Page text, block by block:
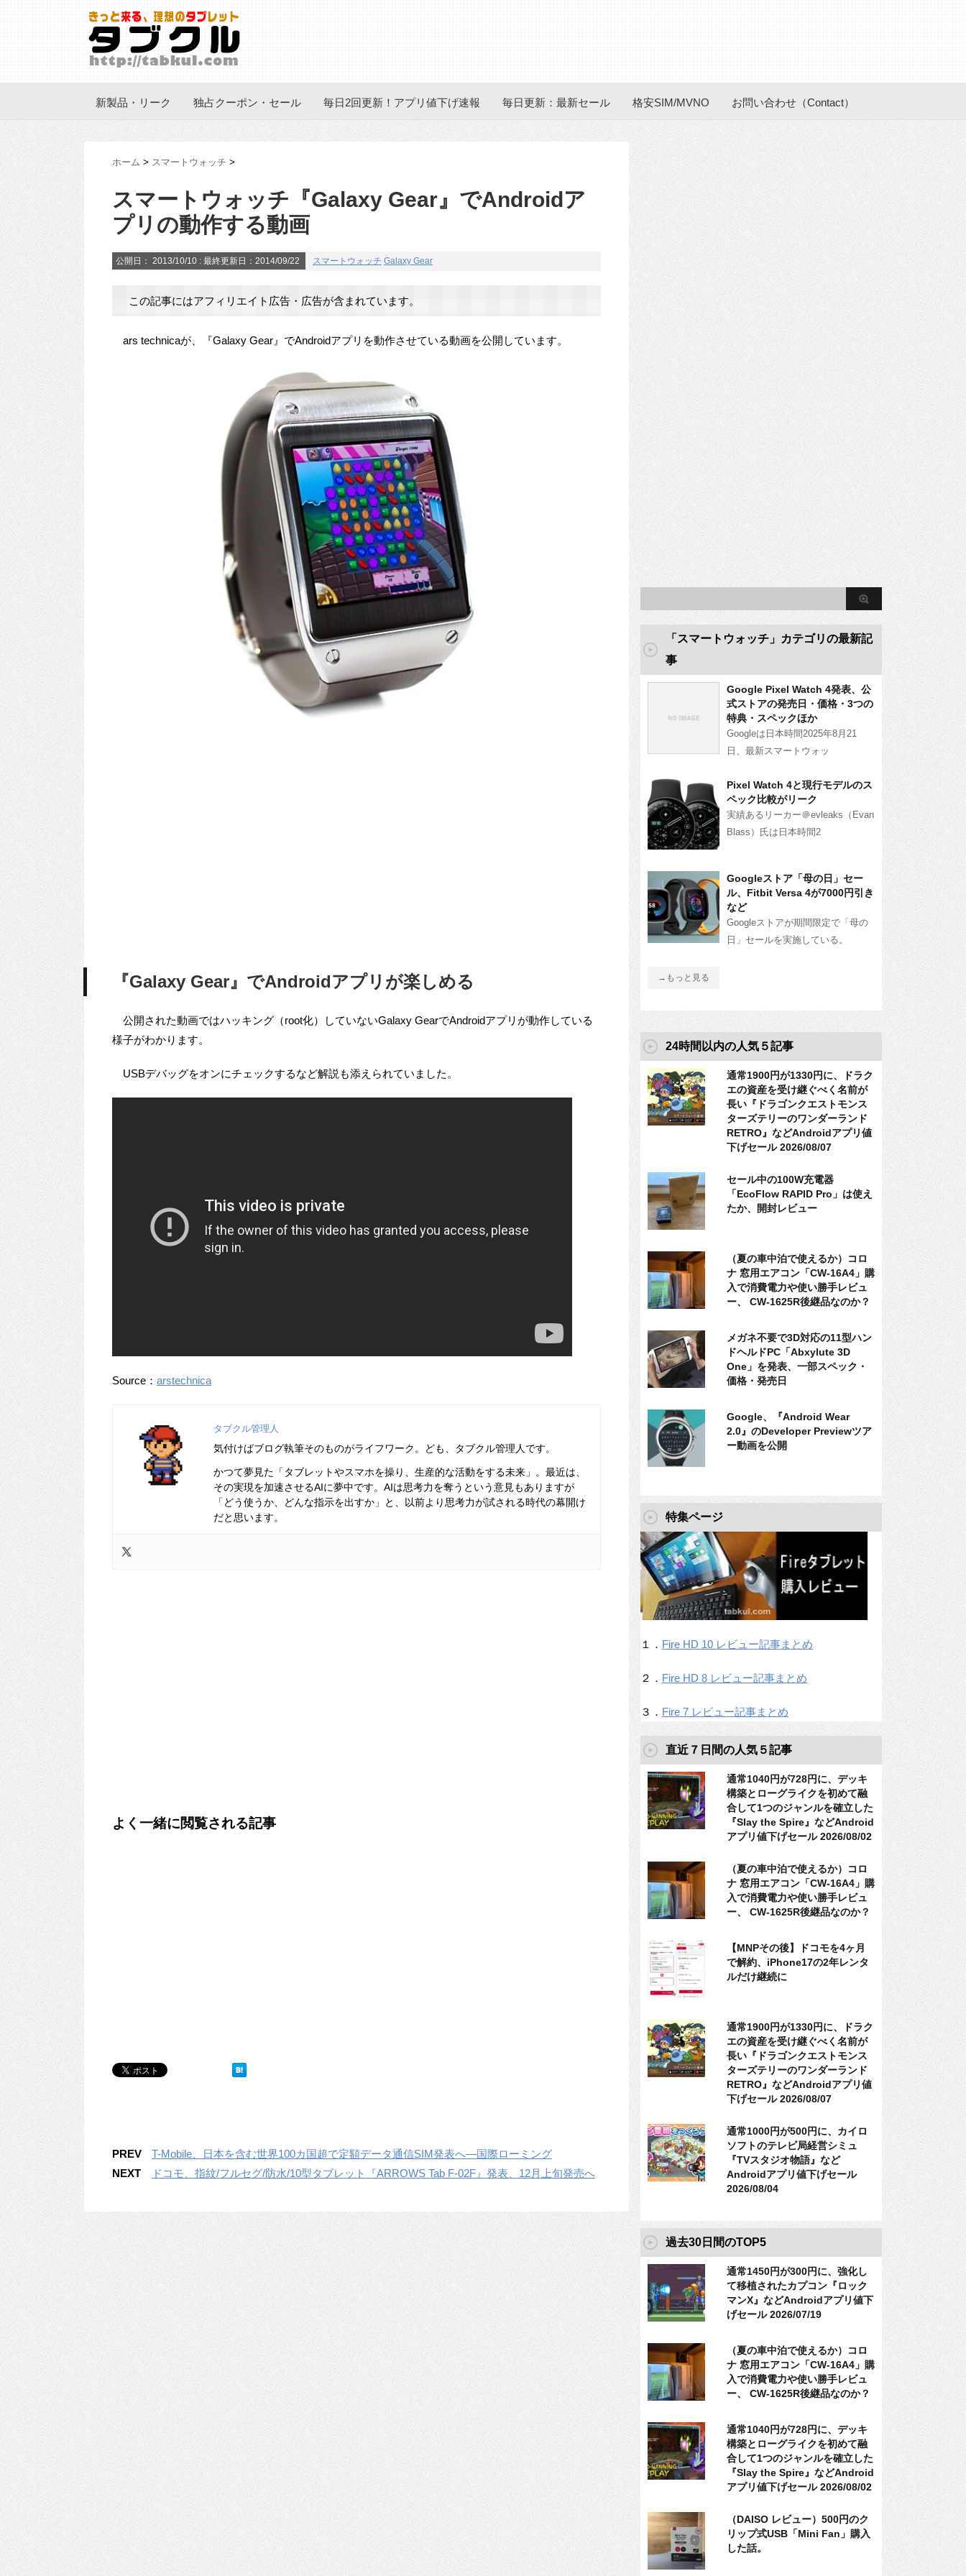
新製品・リーク 独占クーポン・セール 毎日2回更新！アプリ値下げ速報 毎日更新：最新セール 格安SIM/MVNO お問い合わせ（Contact）
ホーム > スマートウォッチ >
スマートウォッチ『Galaxy Gear』でAndroidア
プリの動作する動画
公開日： 2013/10/10 : 最終更新日：2014/09/22 スマートウォッチ Galaxy Gear
この記事にはアフィリエイト広告・広告が含まれています。
ars technicaが、『Galaxy Gear』でAndroidアプリを動作させている動画を公開しています。
『Galaxy Gear』でAndroidアプリが楽しめる
公開された動画ではハッキング（root化）していないGalaxy GearでAndroidアプリが動作している
様子がわかります。
USBデバッグをオンにチェックするなど解説も添えられていました。
Source： arstechnica
タブクル管理人
気付けばブログ執筆そのものがライフワーク。ども、タブクル管理人です。
かつて夢見た「タブレットやスマホを操り、生産的な活動をする未来」。最近は、
その実現を加速させるAIに夢中です。AIは思考力を奪うという意見もありますが
「どう使うか、どんな指示を出すか」と、以前より思考力が試される時代の幕開け
だと思います。
よく一緒に閲覧される記事
PREV
T-Mobile、日本を含む世界100カ国超で定額データ通信SIM発表へ―国際ローミング
NEXT
ドコモ、指紋/フルセグ/防水/10型タブレット『ARROWS Tab F-02F』発表、12月上旬発売へ
「スマートウォッチ」カテゴリの最新記
事
Google Pixel Watch 4発表、公
式ストアの発売日・価格・3つの
特典・スペックほか
Googleは日本時間2025年8月21
日、最新スマートウォッ
Pixel Watch 4と現行モデルのス
ペック比較がリーク
実績あるリーカー＠evleaks（Evan
Blass）氏は日本時間2
Googleストア「母の日」セー
ル、Fitbit Versa 4が7000円引き
など
Googleストアが期間限定で「母の
日」セールを実施している。
→もっと見る
24時間以内の人気５記事
通常1900円が1330円に、ドラク
エの資産を受け継ぐべく名前が
長い『ドラゴンクエストモンス
ターズテリーのワンダーランド
RETRO』などAndroidアプリ値
下げセール 2026/08/07
セール中の100W充電器
「EcoFlow RAPID Pro」は使え
たか、開封レビュー
（夏の車中泊で使えるか）コロ
ナ 窓用エアコン「CW-16A4」購
入で消費電力や使い勝手レビュ
ー、 CW-1625R後継品なのか？
メガネ不要で3D対応の11型ハン
ドヘルドPC「Abxylute 3D
One」を発表、一部スペック・
価格・発売日
Google、『Android Wear
2.0』のDeveloper Previewツア
ー動画を公開
特集ページ
１． Fire HD 10 レビュー記事まとめ
２． Fire HD 8 レビュー記事まとめ
３． Fire 7 レビュー記事まとめ
直近７日間の人気５記事
通常1040円が728円に、デッキ
構築とローグライクを初めて融
合して1つのジャンルを確立した
『Slay the Spire』などAndroid
アプリ値下げセール 2026/08/02
（夏の車中泊で使えるか）コロ
ナ 窓用エアコン「CW-16A4」購
入で消費電力や使い勝手レビュ
ー、 CW-1625R後継品なのか？
【MNPその後】ドコモを4ヶ月
で解約、iPhone17の2年レンタ
ルだけ継続に
通常1900円が1330円に、ドラク
エの資産を受け継ぐべく名前が
長い『ドラゴンクエストモンス
ターズテリーのワンダーランド
RETRO』などAndroidアプリ値
下げセール 2026/08/07
通常1000円が500円に、カイロ
ソフトのテレビ局経営シミュ
『TVスタジオ物語』など
Androidアプリ値下げセール
2026/08/04
過去30日間のTOP5
通常1450円が300円に、強化し
て移植されたカプコン『ロック
マンX』などAndroidアプリ値下
げセール 2026/07/19
（夏の車中泊で使えるか）コロ
ナ 窓用エアコン「CW-16A4」購
入で消費電力や使い勝手レビュ
ー、 CW-1625R後継品なのか？
通常1040円が728円に、デッキ
構築とローグライクを初めて融
合して1つのジャンルを確立した
『Slay the Spire』などAndroid
アプリ値下げセール 2026/08/02
（DAISO レビュー）500円のク
リップ式USB「Mini Fan」購入
した話。